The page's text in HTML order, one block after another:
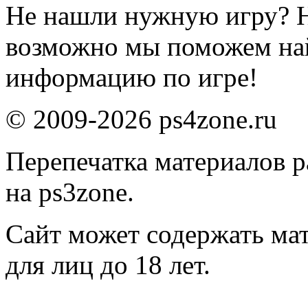
Не нашли нужную игру?
возможно мы поможем
информацию по игре!
© 2009-2026 ps4zone.ru
Перепечатка материалов
на ps3zone.
Сайт может содержать
для лиц до 18 лет.